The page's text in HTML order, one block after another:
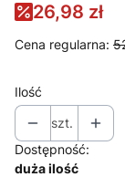
26,98 zł
Cena regularna:
Ilość
szt.
Dostępność:
duża ilość